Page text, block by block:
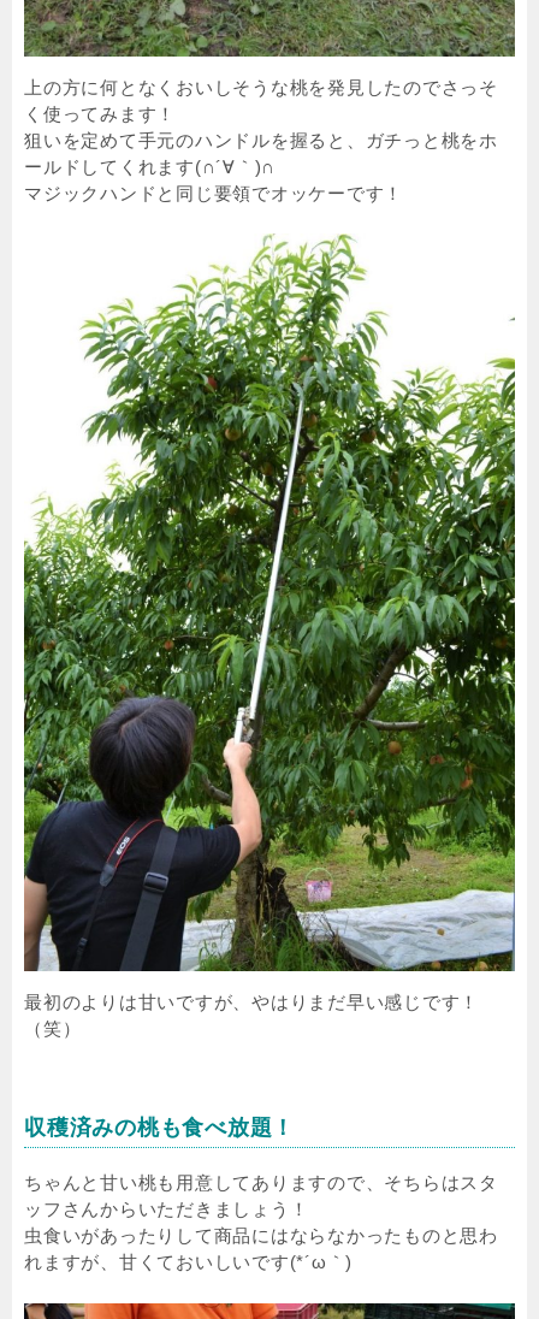
上の方に何となくおいしそうな桃を発見したのでさっそ
く使ってみます！
狙いを定めて手元のハンドルを握ると、ガチっと桃をホ
ールドしてくれます(∩´∀｀)∩
マジックハンドと同じ要領でオッケーです！
最初のよりは甘いですが、やはりまだ早い感じです！
（笑）
収穫済みの桃も食べ放題！
ちゃんと甘い桃も用意してありますので、そちらはスタ
ッフさんからいただきましょう！
虫食いがあったりして商品にはならなかったものと思わ
れますが、甘くておいしいです(*´ω｀)